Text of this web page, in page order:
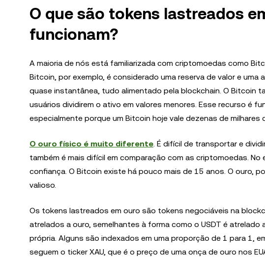
O que são tokens lastreados
funcionam?
A maioria de nós está familiarizada com criptomoedas como
Bitcoin, por exemplo, é considerado uma reserva de valor e
quase instantânea, tudo alimentado pela blockchain. O Bitcoin
usuários dividirem o ativo em valores menores. Esse recurso é
especialmente porque um Bitcoin hoje vale dezenas de milhares
O ouro físico é muito diferente. É difícil de transportar e
também é mais difícil em comparação com as criptomoedas.
confiança. O Bitcoin existe há pouco mais de 15 anos. O ouro,
valioso.
Os tokens lastreados em ouro são tokens negociáveis na
atrelados a ouro, semelhantes à forma como o USDT é
própria. Alguns são indexados em uma proporção de 1 para 1,
seguem o ticker XAU, que é o preço de uma onça de ouro nos